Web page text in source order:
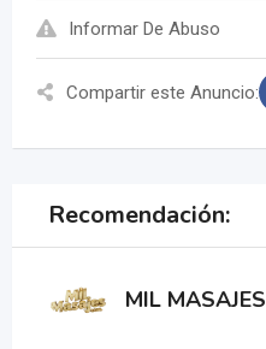
Informar De Abuso
Compartir este Anuncio:
Recomendación:
MIL MASAJES